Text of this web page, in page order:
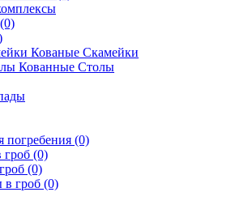
Кованые Скамейки
Кованные Столы
погребения (0)
(0)
(0)
гроб (0)